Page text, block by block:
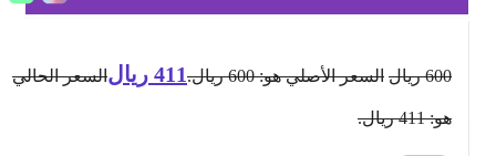
ريال السعر الأصلي هو: 600 ريال. 411 ريال السعر الحالي